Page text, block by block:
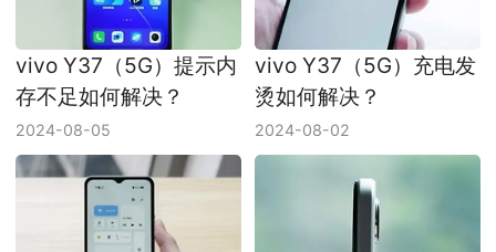
vivo Y37（5G）提示内
存不足如何解决？
2024-08-05
vivo Y37（5G）充电发
烫如何解决？
2024-08-02